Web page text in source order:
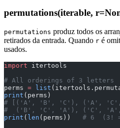
permutations(iterable,
permutations produz todos os
retirados da entrada. Quando r é
usados.
import itertools
# All orderings of 3 letters
perms = list
print (perms)
# [('A', 'B', 'C'), ('A',
#  ('B', 'C', 'A'), ('C',
print ( len (perms)) # 6  (3!